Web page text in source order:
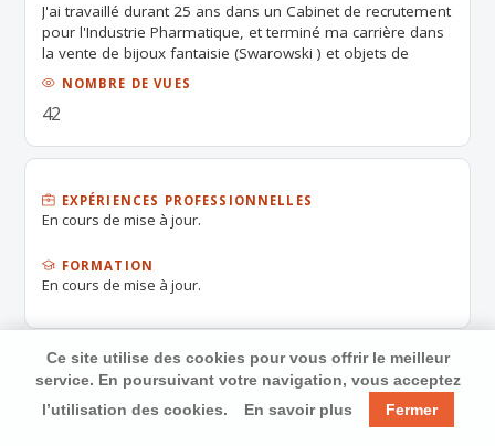
J'ai travaillé durant 25 ans dans un Cabinet de recrutement
pour l'Industrie Pharmatique, et terminé ma carrière dans
la vente de bijoux fantaisie (Swarowski ) et objets de
décoration (cristallerie, art de la table, argenterie) . La
vente et le contact avec la clientèle me plaisent beaucoup.
NOMBRE DE VUES
42
EXPÉRIENCES PROFESSIONNELLES
En cours de mise à jour.
FORMATION
En cours de mise à jour.
Ce site utilise des cookies pour vous offrir le meilleur
service. En poursuivant votre navigation, vous acceptez
l’utilisation des cookies.
En savoir plus Fermer